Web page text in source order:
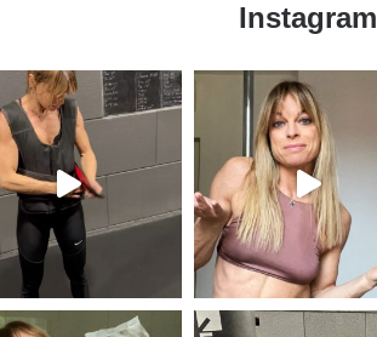
Instagram